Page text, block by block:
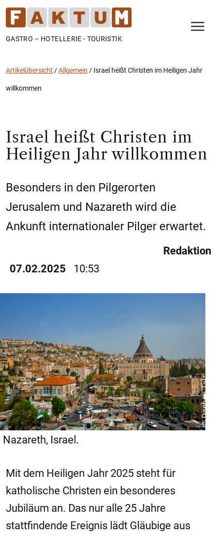
GASTRO – HOTELLERIE - TOURISTIK
Artikelübersicht /Allgemein / Israel heißt Christen im Heiligen Jahr
willkommen
Israel heißt Christen im
Heiligen Jahr willkommen
Besonders in den Pilgerorten
Jerusalem und Nazareth wird die
Ankunft internationaler Pilger erwartet.
07.02.2025 10:53
Redaktion
© Daphna Tal
Nazareth, Israel.
Mit dem Heiligen Jahr 2025 steht für
katholische Christen ein besonderes
Jubiläum an. Das nur alle 25 Jahre
stattfindende Ereignis lädt Gläubige aus